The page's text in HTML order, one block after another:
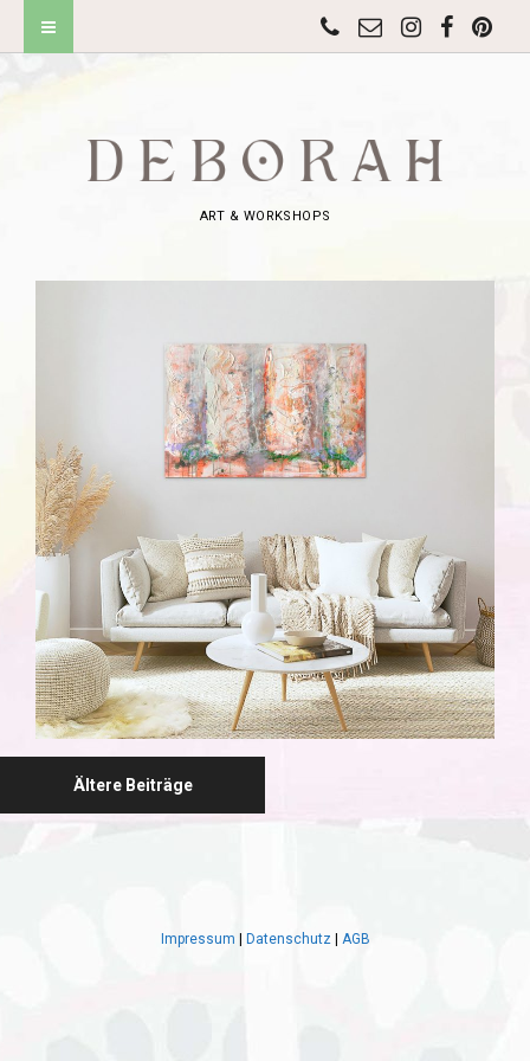
ART & WORKSHOPS
Ältere Beiträge
Impressum Datenschutz| AGB